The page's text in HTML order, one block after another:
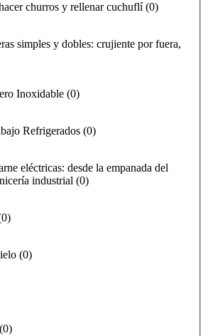
churros y rellenar cuchuflí (0)
simples y dobles: crujiente por fuera,
Inoxidable (0)
Refrigerados (0)
eléctricas: desde la empanada del
industrial (0)
0)
(0)
(0)